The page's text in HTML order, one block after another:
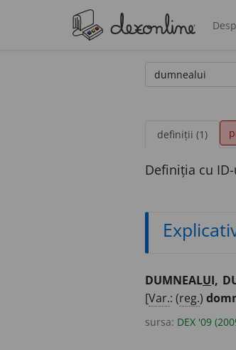
definiții (1)
Definiția cu
DUMNEALUI,
[Var.: (reg.)
sursa: DEX '09